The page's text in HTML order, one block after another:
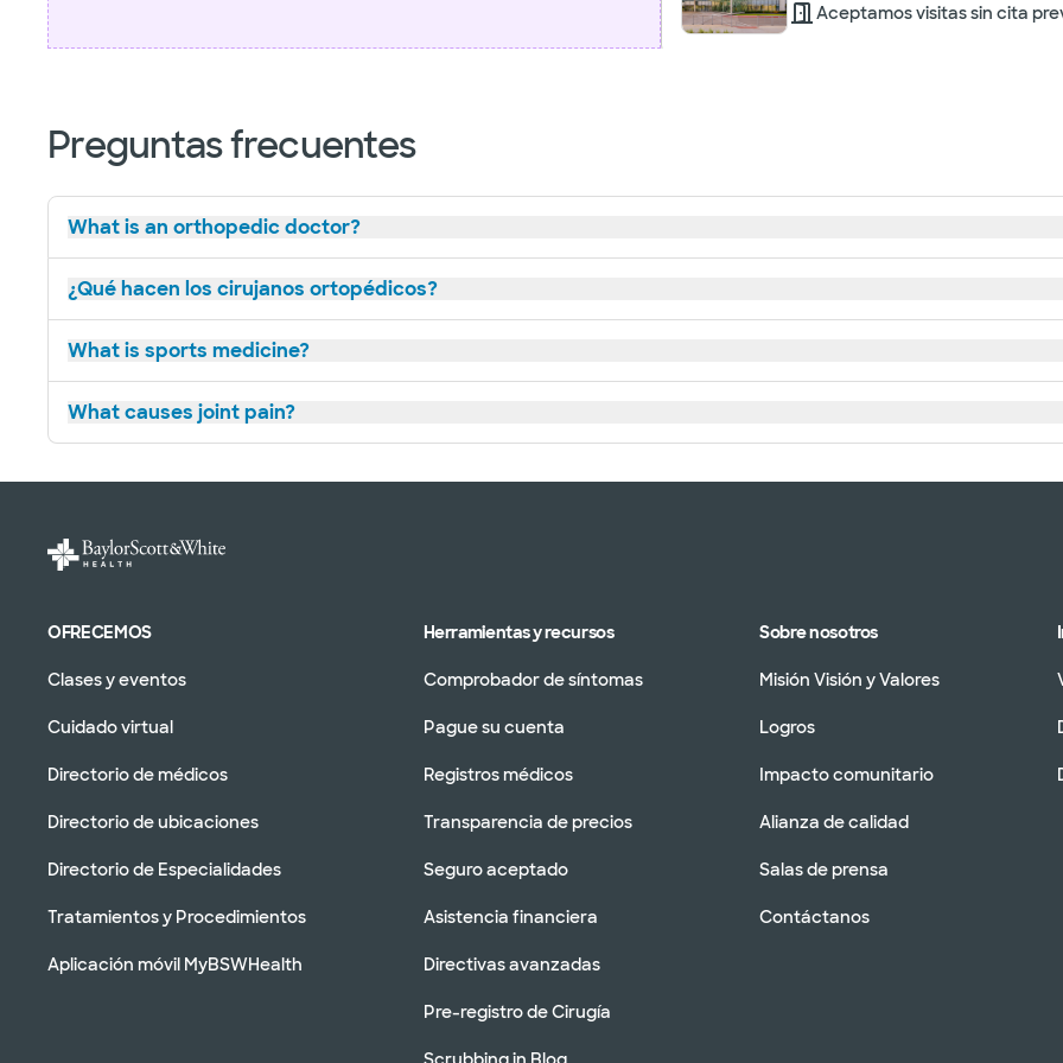
Aceptamos visitas sin cita
sin cita previa
Baylor Scott & White
DIRECCIONES
Preguntas frecuentes
What is an orthopedic doctor?
¿Qué hacen los cirujanos ortopédicos?
What is sports medicine?
What causes joint pain?
OFRECEMOS
Clases y eventos
Cuidado virtual
Directorio de médicos
Directorio de ubicaciones
Directorio de Especialidades
Tratamientos y Procedimientos
Aplicación móvil MyBSWHealth
Herramientas y recursos
Comprobador de síntomas
Pague su cuenta
Registros médicos
Transparencia de precios
Seguro aceptado
Asistencia financiera
Directivas avanzadas
Pre-registro de Cirugía
Sobre nosotros
Misión Visión y Valores
Logros
Impacto comunitario
Alianza de calidad
Salas de prensa
Contáctanos